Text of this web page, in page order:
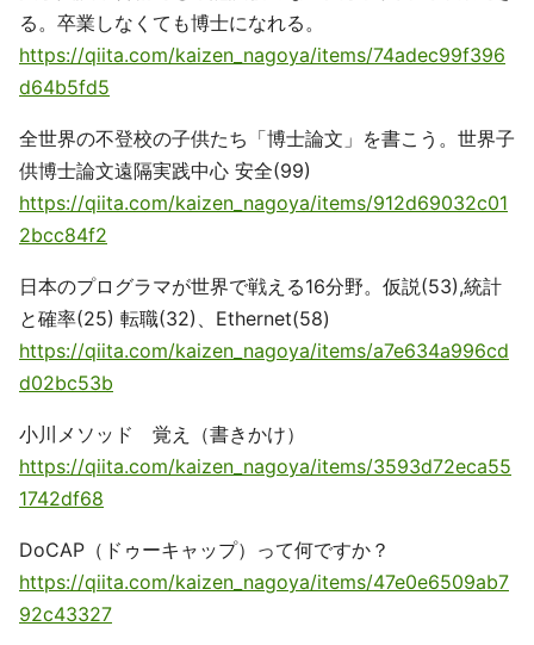
る。卒業しなくても博士になれる。
https://qiita.com/kaizen_nagoya/items/74adec99f396
d64b5fd5
全世界の不登校の子供たち「博士論文」を書こう。世界子
供博士論文遠隔実践中心 安全(99)
https://qiita.com/kaizen_nagoya/items/912d69032c01
2bcc84f2
日本のプログラマが世界で戦える16分野。仮説(53),統計
と確率(25) 転職(32)、Ethernet(58)
https://qiita.com/kaizen_nagoya/items/a7e634a996cd
d02bc53b
小川メソッド 覚え（書きかけ）
https://qiita.com/kaizen_nagoya/items/3593d72eca55
1742df68
DoCAP（ドゥーキャップ）って何ですか？
https://qiita.com/kaizen_nagoya/items/47e0e6509ab7
92c43327